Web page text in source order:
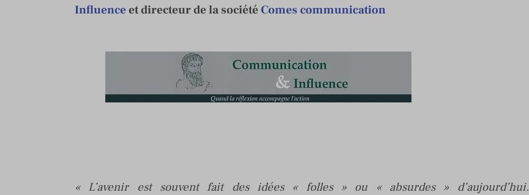
Influence et directeur de la société Comes communication
« L’avenir est souvent fait des idées « folles » ou « absurdes » d’aujourd’hui.